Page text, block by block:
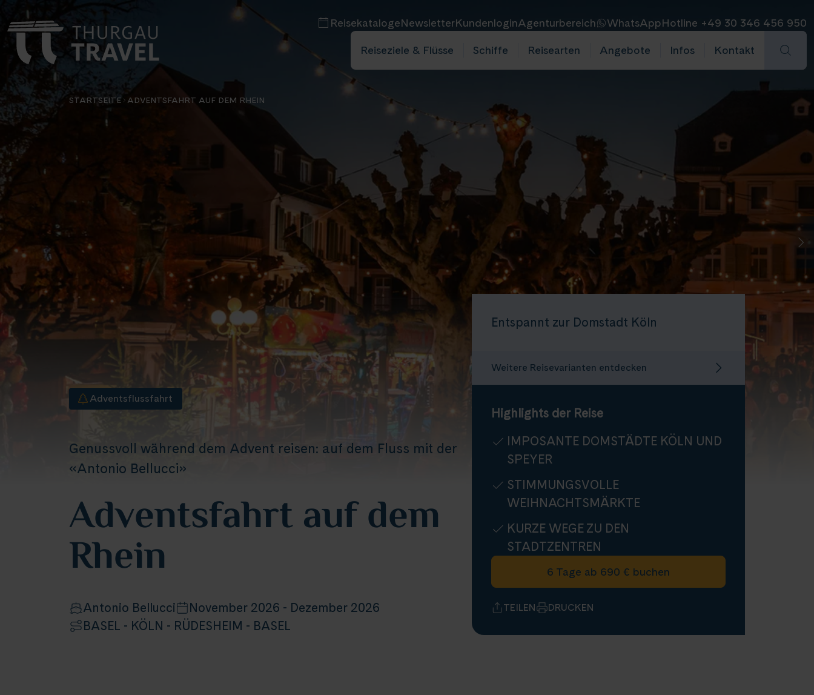
ReisekatalogeNewsletterKundenloginAgenturbereich WhatsAppHotline +49 30 346 456 950
Reiseziele & Flüsse Schiffe Reisearten Angebote Infos Kontakt
STARTSEITE ADVENTSFAHRT AUF DEM RHEIN
Adventsflussfahrt
Genussvoll während dem Advent reisen: auf dem Fluss mit der
«Antonio Bellucci»
Adventsfahrt auf dem
Rhein
Antonio Bellucci
November 2026 - Dezember 2026
BASEL - KÖLN - RÜDESHEIM - BASEL
Entspannt zur Domstadt Köln
Weitere Reisevarianten entdecken
Highlights der Reise
IMPOSANTE DOMSTÄDTE KÖLN UND
SPEYER
STIMMUNGSVOLLE
WEIHNACHTSMÄRKTE
KURZE WEGE ZU DEN
STADTZENTREN
6 Tage ab 690 € buchen
TEILEN DRUCKEN